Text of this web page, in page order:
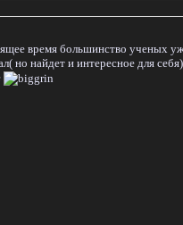
время большинство ученых
но найдет и интересное для